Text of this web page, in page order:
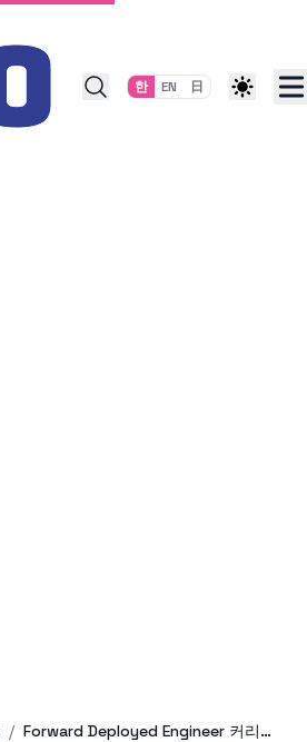
한 EN 日
/ Forward Deployed Engineer 커리어 가이드: AI 시대에 가장 빠르게 성장하는 문제해결형 엔지니어 직무